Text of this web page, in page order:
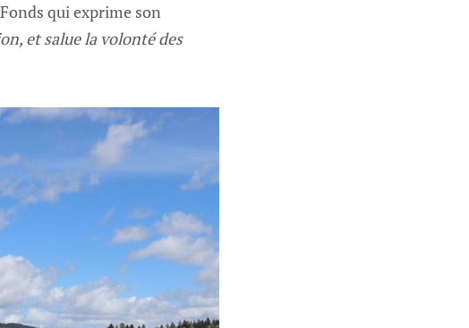
qui exprime son
et salue la volonté des